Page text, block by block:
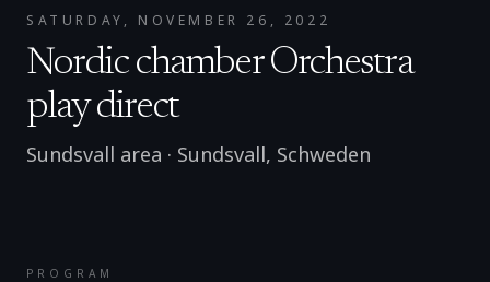
SATURDAY, NOVEMBER 26, 2022
Nordic chamber Orchestra
play direct
Sundsvall area · Sundsvall, Schweden
PROGRAM